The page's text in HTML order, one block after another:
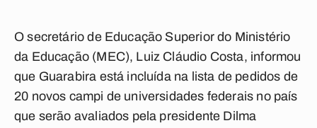
O secretário de Educação Superior do Ministério
da Educação (MEC), Luiz Cláudio Costa, informou
que Guarabira está incluída na lista de pedidos de
20 novos campi de universidades federais no país
que serão avaliados pela presidente Dilma